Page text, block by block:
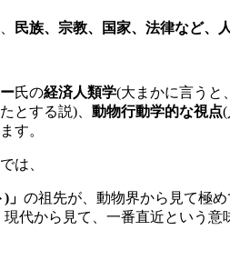
民族、宗教、国家、法律など、
氏の経済人類学(大まかに言うと
とする説)、 動物行動学的な視点(
す。
は、
」 の祖先が、動物界から見て極
代から見て、一番直近という意